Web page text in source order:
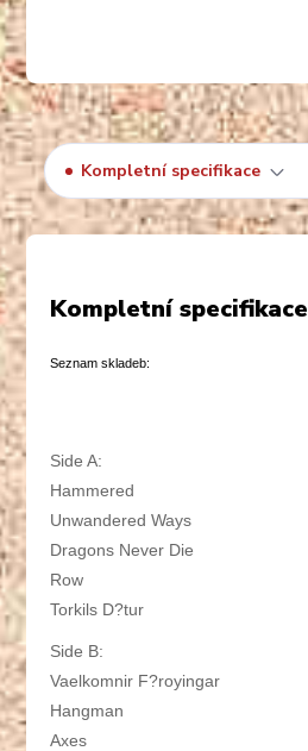
Kompletní specifikace
Kompletní specifikace
Seznam skladeb:
Side A:
Hammered
Unwandered Ways
Dragons Never Die
Row
Torkils D?tur
Side B:
Vaelkomnir F?royingar
Hangman
Axes